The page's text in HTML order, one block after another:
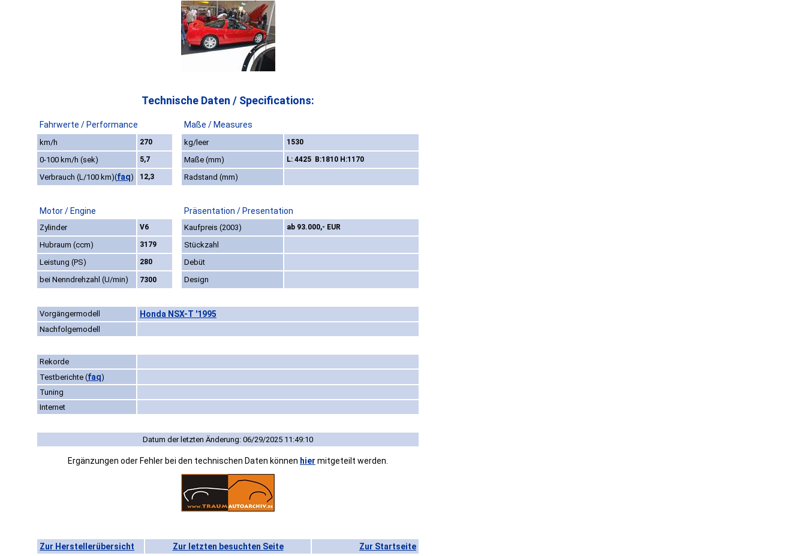
Technische Daten / Specifications:
Fahrwerte / Performance Maße / Measures
km/h 270 kg/leer 1530
0-100 km/h (sek) 5,7 Maße (mm) L: 4425 B:1810 H:1170
Verbrauch (L/100 km)(faq) 12,3 Radstand (mm)
Motor / Engine Präsentation / Presentation
Zylinder V6 Kaufpreis (2003) ab 93.000,- EUR
Hubraum (ccm) 3179
Stückzahl
Leistung (PS)
280
Debüt
bei Nenndrehzahl (U/min)
7300 Design
Vorgängermodell Honda NSX-T '1995
Nachfolgemodell
Rekorde
Testberichte (faq)
Tuning
Internet
Datum der letzten Änderung: 06/29/2025 11:49:10
Ergänzungen oder Fehler bei den technischen Daten können hier mitgeteilt werden.
Zur Herstellerübersicht Zur letzten besuchten Seite Zur Startseite